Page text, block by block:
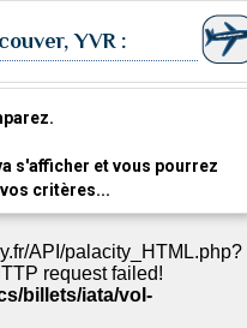
YVR :
s'afficher et vous pourrez
critères...
API/palacity_HTML.php?
request failed!
billets/iata/vol-